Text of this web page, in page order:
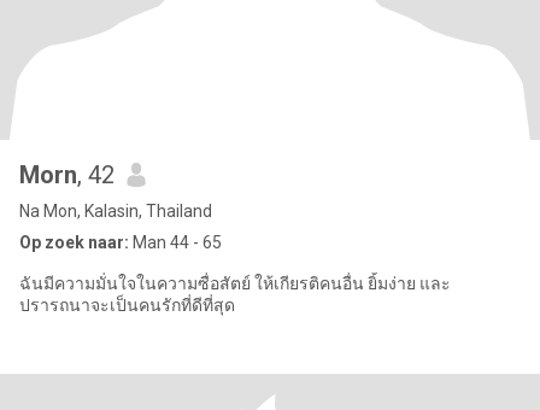
Morn, 42
Na Mon, Kalasin, Thailand
Op zoek naar: Man 44 - 65
ฉันมีความมั่นใจในความซื่อสัตย์ ให้เกียรติคนอื่น ยิ้มง่าย และ
ปรารถนาจะเป็นคนรักที่ดีที่สุด